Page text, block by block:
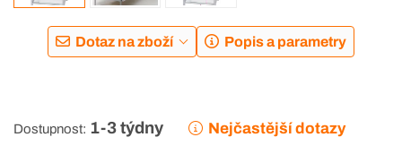
Dotaz na zboží Popis a parametry
Dostupnost: 1-3 týdny Nejčastější dotazy